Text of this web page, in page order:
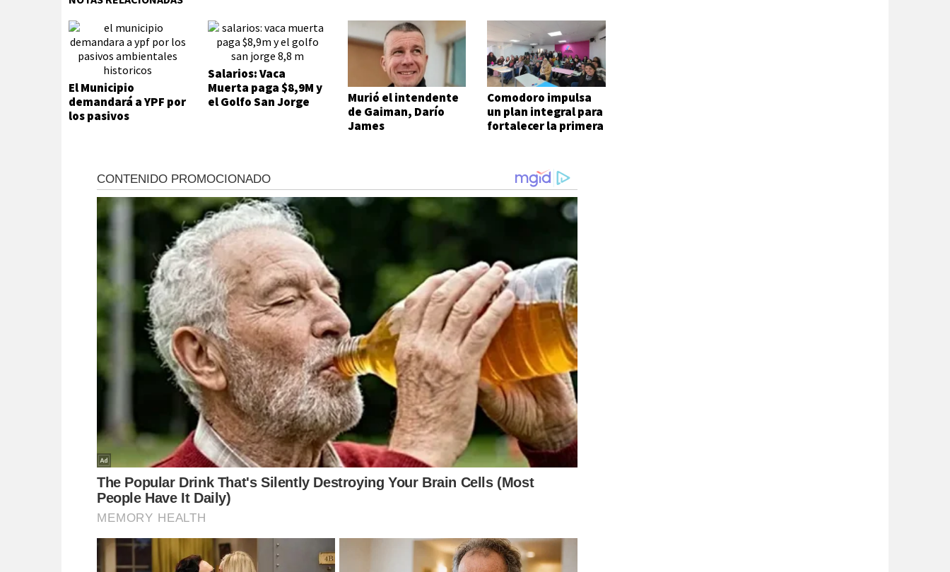
El Municipio
demandará a YPF por
los pasivos
Salarios: Vaca
Muerta paga $8,9M y
el Golfo San Jorge
Murió el intendente
de Gaiman, Darío
James
Comodoro impulsa
un plan integral para
fortalecer la primera